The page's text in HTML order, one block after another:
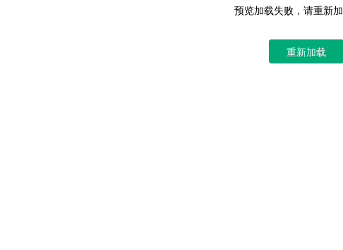
预览加载失败，请重新
重新加载